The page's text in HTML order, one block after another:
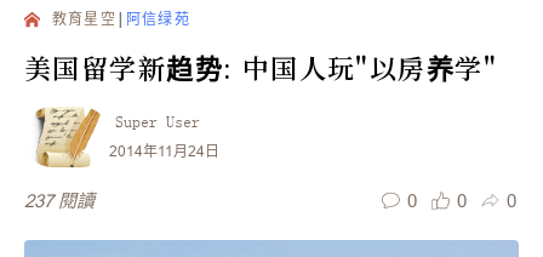
教育星空 阿信绿苑
美国留学新趋势: 中国人玩"以房养学"
Super User
2014年11月24日
237 閱讀 0 0 0